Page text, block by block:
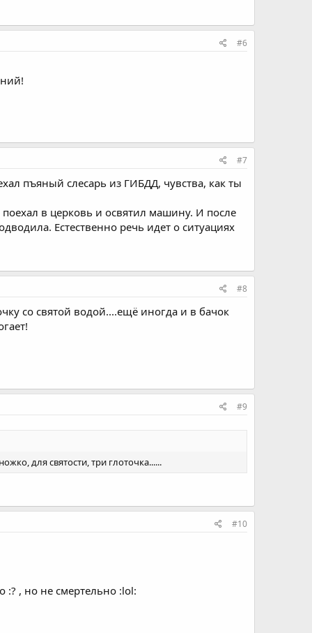
#6
#7
пъяный слесарь из ГИБДД, чувства, как ты
поехал в церковь и освятил машину. И после
Естественно речь идет о ситуациях
#8
со святой водой....ещё иногда и в бачок
#9
для святости, три глоточка......
#10
:? , но не смертельно :lol: